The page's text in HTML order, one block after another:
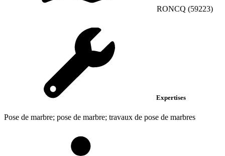
RONCQ (59223)
Expertises
Pose de marbre; pose de marbre; travaux de pose de marbres